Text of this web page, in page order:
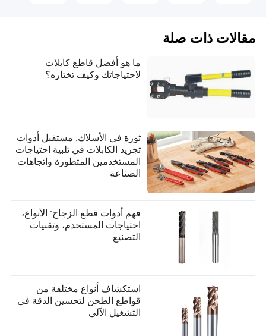
مقالات ذات صلة
ما هو أفضل قاطع كابلات
لاحتياجاتك وكيف تختاره؟
ثورة في الأسلاك: مستقبل أدوات
تجريد الكابلات في تلبية احتياجات
المستخدمين المتطورة واتجاهات
الصناعة
فهم أدوات قطع الزجاج: الأنواع،
احتياجات المستخدم، وتقنيات
التصنيع
استكشاف أنواع مختلفة من
قواطع الطحن لتحسين الدقة في
التشغيل الآلي